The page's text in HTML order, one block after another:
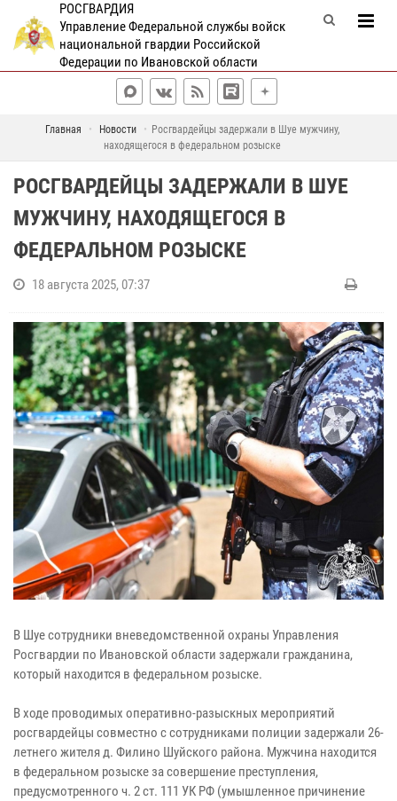
РОСГВАРДИЯ
Управление Федеральной службы войск
национальной гвардии Российской
Федерации по Ивановской области
Главная Новости
Росгвардейцы задержали в Шуе мужчину,
находящегося в федеральном розыске
РОСГВАРДЕЙЦЫ ЗАДЕРЖАЛИ В ШУЕ
МУЖЧИНУ, НАХОДЯЩЕГОСЯ В
ФЕДЕРАЛЬНОМ РОЗЫСКЕ
18 августа 2025, 07:37
В Шуе сотрудники вневедомственной охраны Управления
Росгвардии по Ивановской области задержали гражданина,
который находится в федеральном розыске.
В ходе проводимых оперативно-разыскных мероприятий
росгвардейцы совместно с сотрудниками полиции задержали 26-
летнего жителя д. Филино Шуйского района. Мужчина находится
в федеральном розыске за совершение преступления,
предусмотренного ч. 2 ст. 111 УК РФ (умышленное причинение